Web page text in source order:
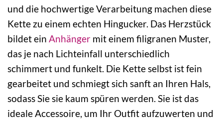
und die hochwertige Verarbeitung machen diese
Kette zu einem echten Hingucker. Das Herzstück
bildet ein Anhänger mit einem filigranen Muster,
das je nach Lichteinfall unterschiedlich
schimmert und funkelt. Die Kette selbst ist fein
gearbeitet und schmiegt sich sanft an Ihren Hals,
sodass Sie sie kaum spüren werden. Sie ist das
ideale Accessoire, um Ihr Outfit aufzuwerten und